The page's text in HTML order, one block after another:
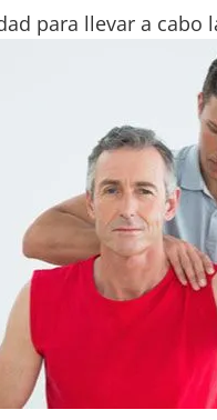
para llevar a cabo